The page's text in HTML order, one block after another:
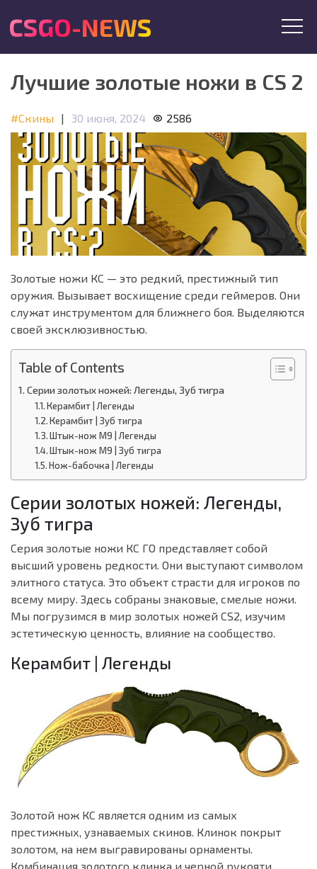
CSGO-NEWS
Лучшие золотые ножи в CS 2
#Скины | 30 июня, 2024 2586
Золотые ножи КС — это редкий, престижный тип
оружия. Вызывает восхищение среди геймеров. Они
служат инструментом для ближнего боя. Выделяются
своей эксклюзивностью.
Table of Contents
Серии золотых ножей: Легенды, Зуб тигра
Керамбит | Легенды
Керамбит | Зуб тигра
Штык-нож M9 | Легенды
Штык-нож M9 | Зуб тигра
Нож-бабочка | Легенды
Серии золотых ножей: Легенды,
Зуб тигра
Серия золотые ножи КС ГО представляет собой
высший уровень редкости. Они выступают символом
элитного статуса. Это объект страсти для игроков по
всему миру. Здесь собраны знаковые, смелые ножи.
Мы погрузимся в мир золотых ножей CS2, изучим
эстетическую ценность, влияние на сообщество.
Керамбит | Легенды
Золотой нож КС является одним из самых
престижных, узнаваемых скинов. Клинок покрыт
золотом, на нем выгравированы орнаменты.
Комбинация золотого клинка и черной рукояти